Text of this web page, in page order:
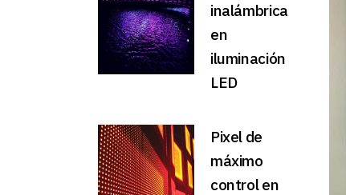
inalámbricas
en
iluminación
LED
Pixel de
máximo
control en